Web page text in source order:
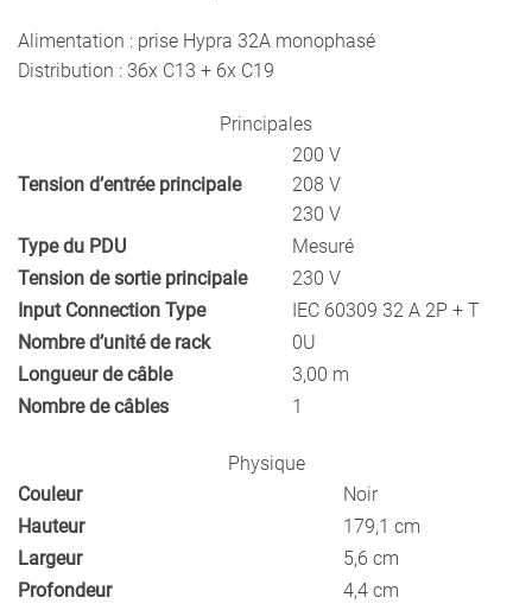
+
6x
Alimentation : prise Hypra 32A monophasé
Distribution : 36x C13 + 6x C19
Principales
Tension d’entrée principale
200 V
208 V
230 V
Type du PDU
Mesuré
Tension de sortie principale
230 V
Input Connection Type
IEC 60309 32 A 2P + T
Nombre d’unité de rack
0U
Longueur de câble
3,00 m
Nombre de câbles
1
Physique
Couleur
Noir
Hauteur
179,1 cm
Largeur
5,6 cm
Profondeur
4,4 cm